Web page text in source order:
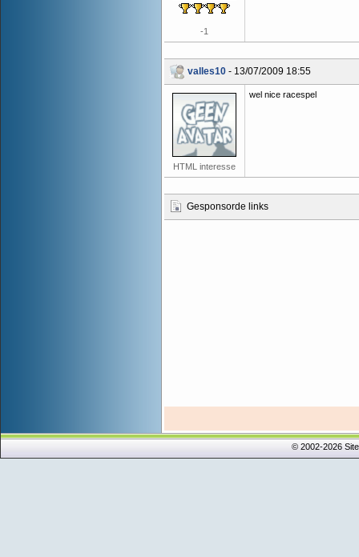
-1
valles10 - 13/07/2009 18:55
HTML interesse
wel nice racespel
Gesponsorde links
© 2002-2026